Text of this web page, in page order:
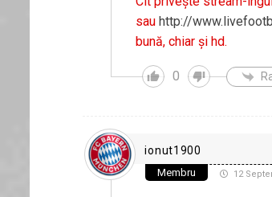
sauhttp://
bună, chiar și hd.
0
ionut1900
Membru 12